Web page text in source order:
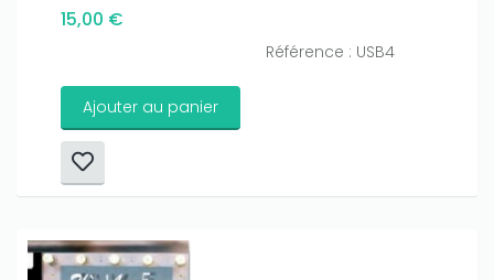
15,00 €
Référence : USB4
Ajouter au panier